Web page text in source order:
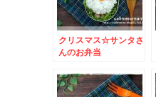
クリスマス☆サンタさ
んのお弁当